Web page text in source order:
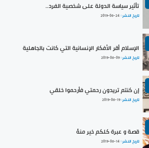
تأثير سياسة الدولة على شخصية الفرد..
تاريخ النشر : 2019-06-24
الإسلام أقر الأفكار الإنسانية التي كانت بالجاهلية
تاريخ النشر :2019-06-09
إن كنتم تريدون رحمتي فأرحموا خلقي
تاريخ النشر :2019-06-19
قصة و عبرة كلكم خير منهُ
تاريخ النشر : 2019-06-14